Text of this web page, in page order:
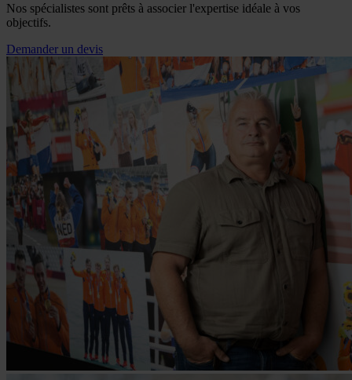
Nos spécialistes sont prêts à associer l'expertise idéale à vos
objectifs.
Demander un devis